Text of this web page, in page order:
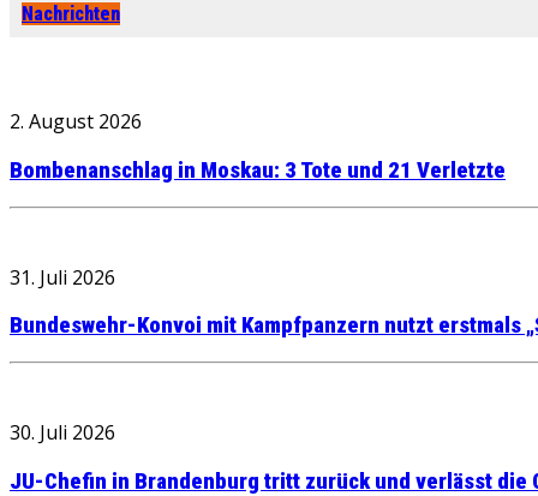
Nachrichten
2. August 2026
Bombenanschlag in Moskau: 3 Tote und 21 Verletzte
31. Juli 2026
Bundeswehr-Konvoi mit Kampfpanzern nutzt erstmals
30. Juli 2026
JU-Chefin in Brandenburg tritt zurück und verlässt die